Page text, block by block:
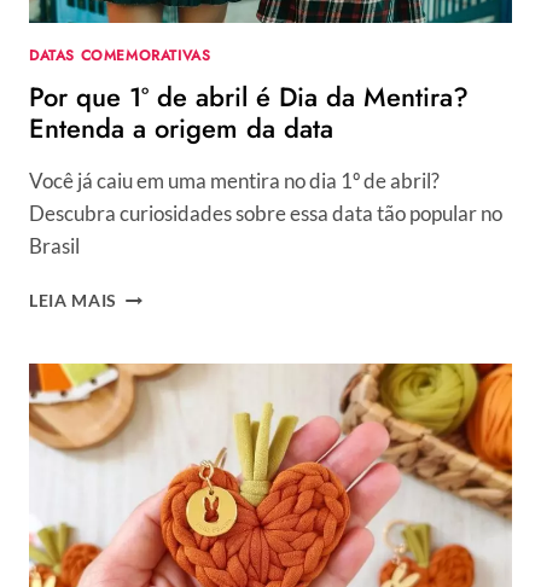
CELEBRAR
DOMINGO
DATAS COMEMORATIVAS
Por que 1º de abril é Dia da Mentira?
Entenda a origem da data
Você já caiu em uma mentira no dia 1º de abril?
Descubra curiosidades sobre essa data tão popular no
Brasil
LEIA MAIS POR
DE
ABRIL
É
DIA
MENTIRA?
ENTENDA
A
ORIGEM